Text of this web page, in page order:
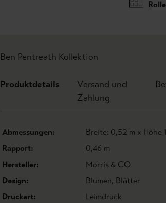
Ben Pentreath Kollektion
Produktdetails
Versand und
Zahlung
Abmessungen:
Breite: 0,52 m x Höhe
Rapport:
0,46 m
Hersteller:
Morris & CO
Design:
Blumen, Blätter
Druckart:
Leimdruck